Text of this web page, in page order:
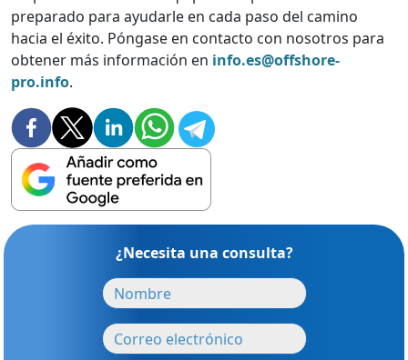
preparado para ayudarle en cada paso del camino
hacia el éxito. Póngase en contacto con nosotros para
obtener más información en info.es@offshore-
pro.info.
¿Necesita una consulta?